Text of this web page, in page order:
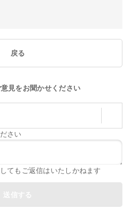
戻る
見をお聞かせください
さい
てもご返信はいたしかねます